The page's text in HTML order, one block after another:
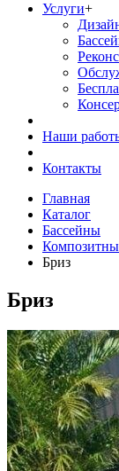
Услуги+
Наши
Контакты
Главная
Каталог
Бассейны
Бриз
Бриз